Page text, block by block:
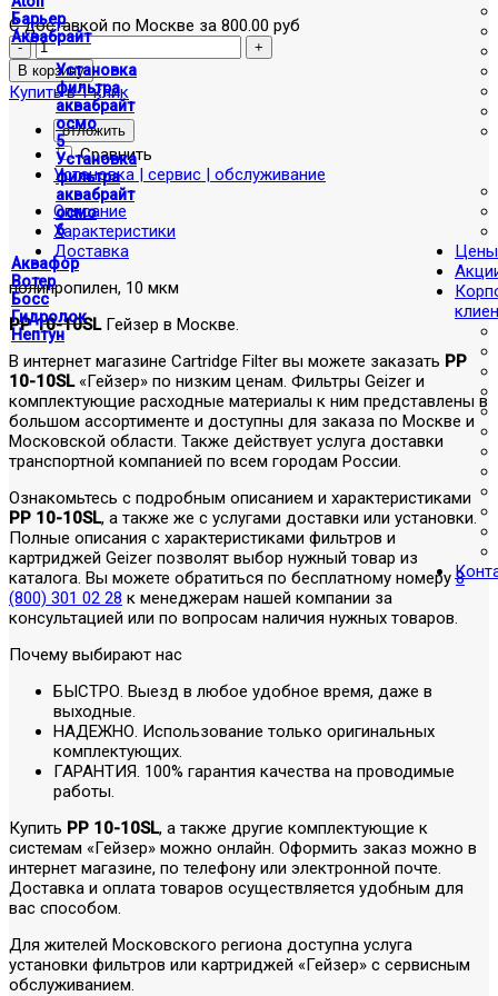
Барьер
Аквабрайт
Установка
фильтра
аквабрайт
осмо
5
Установка
фильтра
аквабрайт
осмо
6
Аквафор
Вотер
Босс
Гидролок
Нептун
Цены
С доставкой по Москве за 800.00 руб
Купить в 1 клик
отложить
Сравнить
Установка | сервис | обслуживание
Описание
Характеристики
Доставка
полипропилен, 10 мкм
PP 10-10SLГейзер в Москве.
В интернет магазине Cartridge Filter вы можете заказать PP
10-10SL«Гейзер» по низким ценам. Фильтры Geizer и
комплектующие расходные материалы к ним представлены в
большом ассортименте и доступны для заказа по Москве и
Московской области. Также действует услуга доставки
транспортной компанией по всем городам России.
Ознакомьтесь с подробным описанием и характеристиками
PP 10-10SL, а также же с услугами доставки или установки.
Полные описания с характеристиками фильтров и
картриджей Geizer позволят выбор нужный товар из
каталога. Вы можете обратиться по бесплатному номеру8
(800) 301 02 28 к менеджерам нашей компании за
консультацией или по вопросам наличия нужных товаров.
Почему выбирают нас
БЫСТРО. Выезд в любое удобное время, даже в
выходные.
НАДЕЖНО. Использование только оригинальных
комплектующих.
ГАРАНТИЯ. 100% гарантия качества на проводимые
работы.
Купить PP 10-10SL, а также другие комплектующие к
системам «Гейзер» можно онлайн. Оформить заказ можно в
интернет магазине, по телефону или электронной почте.
Доставка и оплата товаров осуществляется удобным для
вас способом.
Для жителей Московского региона доступна услуга
установки фильтров или картриджей «Гейзер» с сервисным
обслуживанием.